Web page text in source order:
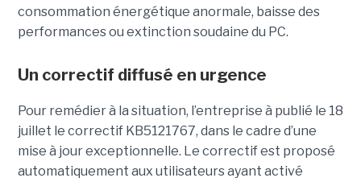
consommation énergétique anormale, baisse des
performances ou extinction soudaine du PC.
Un correctif diffusé en urgence
Pour remédier à la situation, l’entreprise à publié le 18
juillet le correctif KB5121767, dans le cadre d’une
mise à jour exceptionnelle. Le correctif est proposé
automatiquement aux utilisateurs ayant activé